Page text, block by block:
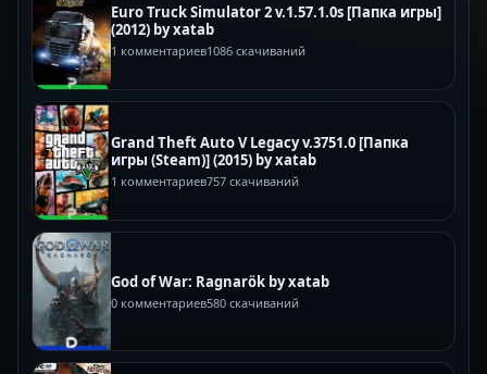
Euro Truck Simulator 2 v.1.57.1.0s [Папка игры]
(2012) by xatab
1 комментариев1086 скачиваний
Grand Theft Auto V Legacy v.3751.0 [Папка
игры (Steam)] (2015) by xatab
1 комментариев757 скачиваний
God of War: Ragnarök by xatab
0 комментариев580 скачиваний